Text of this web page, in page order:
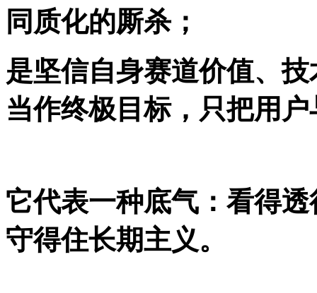
同质化的厮杀；
是坚信自身赛道价值、
当作终极目标，只把用
它代表一种底气：看得
守得住长期主义。